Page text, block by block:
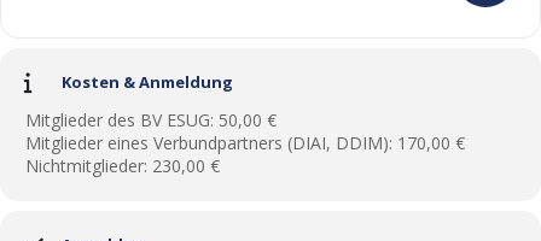
Kosten & Anmeldung
Mitglieder des BV ESUG: 50,00 €
Mitglieder eines Verbundpartners (DIAI, DDIM): 170,00 €
Nichtmitglieder: 230,00 €